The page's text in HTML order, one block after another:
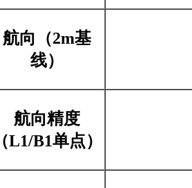
航向（2m基
线）
航向精度
（L1/B1单点）